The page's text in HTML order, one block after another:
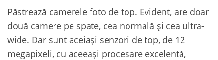
Păstrează camerele foto de top. Evident, are doar
două camere pe spate, cea normală și cea ultra-
wide. Dar sunt aceiași senzori de top, de 12
megapixeli, cu aceeași procesare excelentă,